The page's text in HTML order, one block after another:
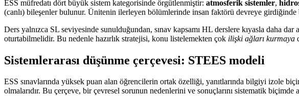
ESS müfredatı dört büyük sistem kategorisinde örgütlenmiştir: atmosferik sistemler,
(canlı) bileşenler bulunur. Ünitenin ilerleyen bölümlerinde insan faktörü devreye girdiğinde
Ders yalnızca SL seviyesinde sunulduğundan, sınav kapsamı HL derslere kıyasla daha
oturtabilmelidir. Bu nedenle hazırlık stratejisi, konu listelemekten çok ilişki ağları kurmaya
Sistemlerarası düşünme çerçevesi: STEES modeli
ESS sınavlarında yüksek puan alan öğrencilerin ortak özelliği, yanıtlarında bilgiyi izole
olmalarıdır. Bu çerçeve, bir çevresel sorunun nedenlerini ve sonuçlarını sistematik biçimde